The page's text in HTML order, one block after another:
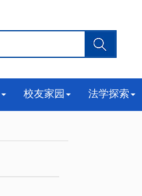
校友家园 法学探索